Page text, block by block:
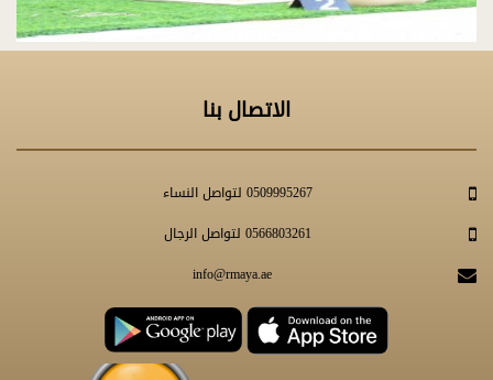
الاتصال بنا
0509995267 لتواصل النساء
0566803261 لتواصل الرجال
info@rmaya.ae